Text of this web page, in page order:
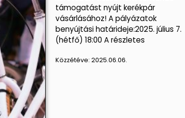
támogatást nyújt kerékpár
vásárlásához! A pályázatok
benyújtási határideje:2025. július 7.
(hétfő) 18:00 A részletes
Közzétéve:2025.06.06.